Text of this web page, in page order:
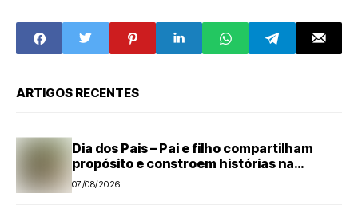
gastronomia e
fortalece turismo
regional durante
ARTIGOS RECENTES
Dia dos Pais – Pai e filho compartilham
propósito e constroem histórias na
Suzano, em Limeira (SP)
07/08/2026